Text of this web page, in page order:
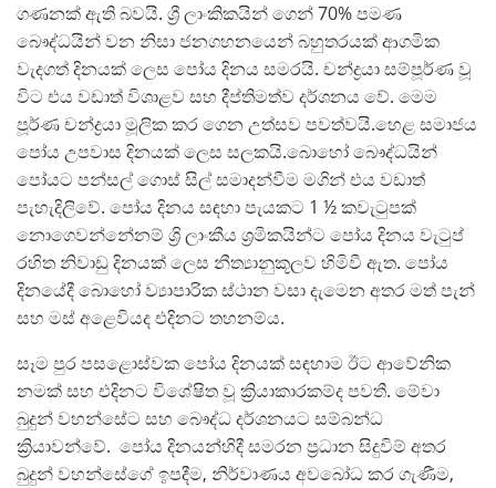
ගණනක් ඇති බවයි. ශ්‍රී ලාංකිකයින් ගෙන් 70% පමණ
බෞද්ධයින් වන නිසා ජනගහනයෙන් බහුතරයක් ආගමික
වැදගත් දිනයක් ලෙස පෝය දිනය සමරයි. චන්ද්‍රයා සම්පූර්ණ වූ
විට එය වඩාත් විශාළව සහ දීප්තිමත්ව දර්ශනය වේ. මෙම
පූර්ණ චන්ද්‍රයා මූලික කර ගෙන උත්සව පවත්වයි.හෙළ සමාජය
පෝය උපවාස දිනයක් ලෙස සලකයි.බොහෝ බෞද්ධයින්
පෝයට පන්සල් ගොස් සිල් සමාදන්වීම මගින් එය වඩාත්
පැහැදිලිවේ. පෝය දිනය සඳහා පැයකට 1 ½ කවැටුපක්
නොගෙවන්නේනම් ශ්‍රි ලාංකීය ශ්‍රමිකයින්ට පෝය දිනය වැටුප්
රහිත නිවාඩු දිනයක් ලෙස නීත්‍යානුකූලව හිමිවී ඇත. පෝය
දිනයේදී බොහෝ ව්‍යාපාරික ස්ථාන වසා දැමෙන අතර මත් පැන්
සහ මස් අළෙවියද එදිනට තහනම්ය.
සෑම පුර පසළොස්වක පෝය දිනයක් සඳහාම ඊට ආවේනික
නමක් සහ එදිනට විශේෂිත වූ ක්‍රියාකාරකම්ද පවතී. මේවා
බුදුන් වහන්සේට සහ බෞද්ධ දර්ශනයට සම්බන්ධ
ක්‍රියාවන්වේ. පෝය දිනයන්හිදී සමරන ප්‍රධාන සිදුවිම් අතර
බුදුන් වහන්සේගේ ඉපදීම, නිර්වාණය අවබෝධ කර ගැණීම,